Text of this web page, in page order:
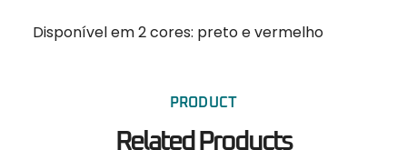
Disponível em 2 cores: preto e vermelho
PRODUCT
Related Products